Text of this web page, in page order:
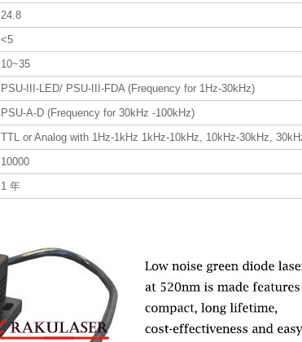
24.8
<5
10~35
PSU-III-LED/ PSU-III-FDA (Frequency for 1Hz-30kHz)
PSU-A-D (Frequency for 30kHz -100kHz)
TTL or Analog with 1Hz-1kHz 1kHz-10kHz, 10kHz-30kHz,
10000
1 年